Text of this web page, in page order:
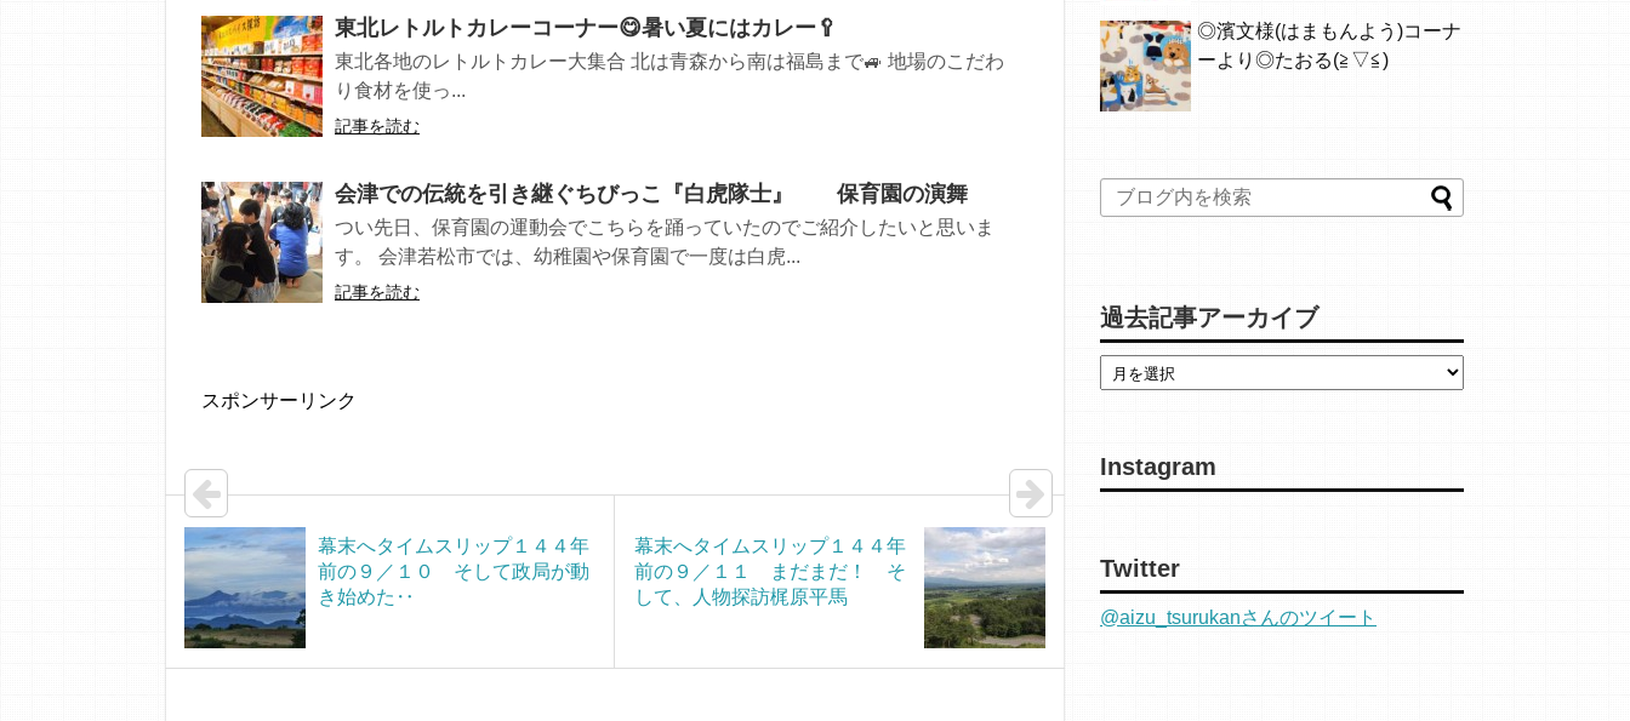
東北レトルトカレーコーナー😋暑い夏にはカレー🥄
東北各地のレトルトカレー大集合 北は青森から南は福島まで🚙 地場のこだわ
り食材を使っ...
記事を読む
会津での伝統を引き継ぐちびっこ『白虎隊士』 保育園の演舞
つい先日、保育園の運動会でこちらを踊っていたのでご紹介したいと思いま
す。 会津若松市では、幼稚園や保育園で一度は白虎...
記事を読む
スポンサーリンク
幕末へタイムスリップ１４４年
前の９／１０ そして政局が動
き始めた‥
幕末へタイムスリップ１４４年
前の９／１１ まだまだ！ そ
して、人物探訪梶原平馬
◎濱文様(はまもんよう)コーナ
ーより◎たおる(≧▽≦)
過去記事アーカイブ
Instagram
Twitter
@aizu_tsurukanさんのツイート